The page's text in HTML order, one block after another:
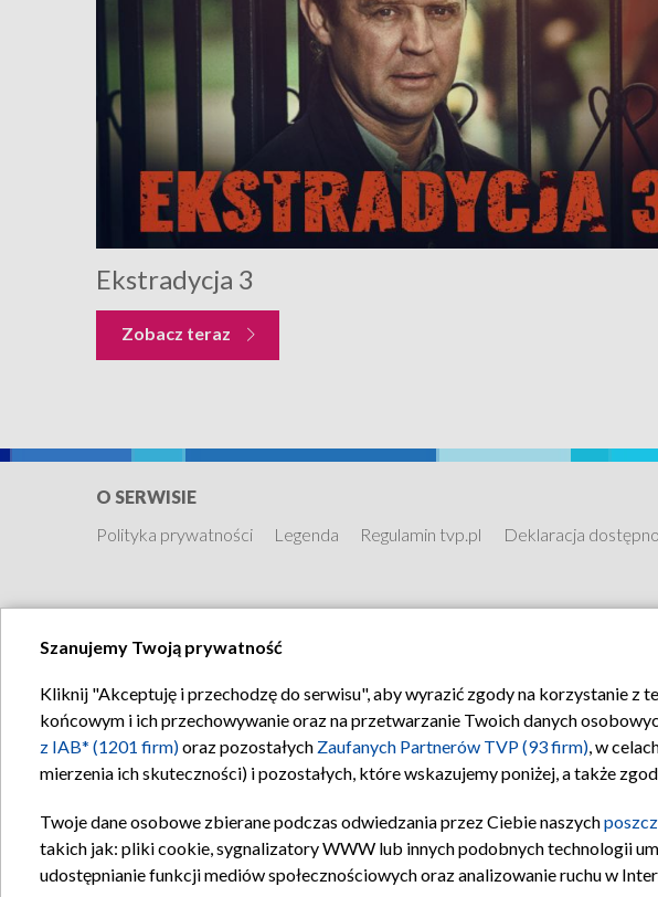
Ekstradycja 3
Zobacz teraz
O SERWISIE
Polityka prywatności
Legenda Regulamin tvp.pl Deklaracja
Szanujemy Twoją prywatność
Kliknij "Akceptuję i przechodzę do serwisu", aby wyrazić zgody na korzystanie z
końcowym i ich przechowywanie oraz na przetwarzanie Twoich danych
z IAB* (1201 firm)oraz pozostałych Zaufanych Partnerów TVP (93 firm), w
mierzenia ich skuteczności) i pozostałych, które wskazujemy poniżej, a także
Twoje dane osobowe zbierane podczas odwiedzania przez Ciebie naszych
takich jak: pliki cookie, sygnalizatory WWW lub innych podobnych technologii
udostępnianie funkcji mediów społecznościowych oraz analizowanie ruchu w